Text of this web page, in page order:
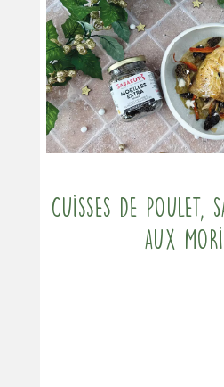
Cuisses de poulet,
aux